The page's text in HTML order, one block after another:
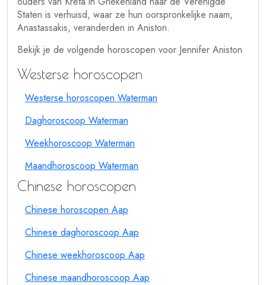
Staten is verhuisd, waar ze hun oorspronkelijke naam,
Anastassakis, veranderden in Aniston.
Bekijk je de volgende horoscopen voor Jennifer Aniston
Westerse horoscopen
Westerse horoscopen Waterman
Daghoroscoop Waterman
Weekhoroscoop Waterman
Maandhoroscoop Waterman
Chinese horoscopen
Chinese horoscopen Aap
Chinese daghoroscoop Aap
Chinese weekhoroscoop Aap
Chinese maandhoroscoop Aap